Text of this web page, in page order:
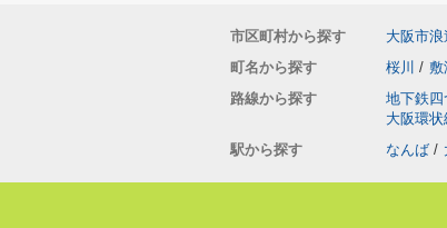
市区町村から探す 大阪市浪
町名から探す
桜川 / 敷
路線から探す
地下鉄四
大阪環状
駅から探す
なんば /